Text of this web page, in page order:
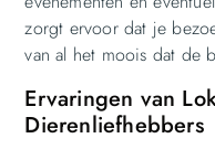
zorgt ervoor dat je
van al het moois dat de
Ervaringen van
Dierenliefhebbers